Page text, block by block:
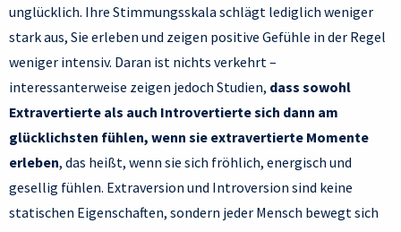
unglücklich. Ihre Stimmungsskala schlägt lediglich weniger
stark aus, Sie erleben und zeigen positive Gefühle in der Regel
weniger intensiv. Daran ist nichts verkehrt –
interessanterweise zeigen jedoch Studien, dass sowohl
Extravertierte als auch Introvertierte sich dann am
glücklichsten fühlen, wenn sie extravertierte Momente
erleben, das heißt, wenn sie sich fröhlich, energisch und
gesellig fühlen. Extraversion und Introversion sind keine
statischen Eigenschaften, sondern jeder Mensch bewegt sich